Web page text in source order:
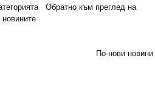
Обратно към преглед на
новините
По-нови новини